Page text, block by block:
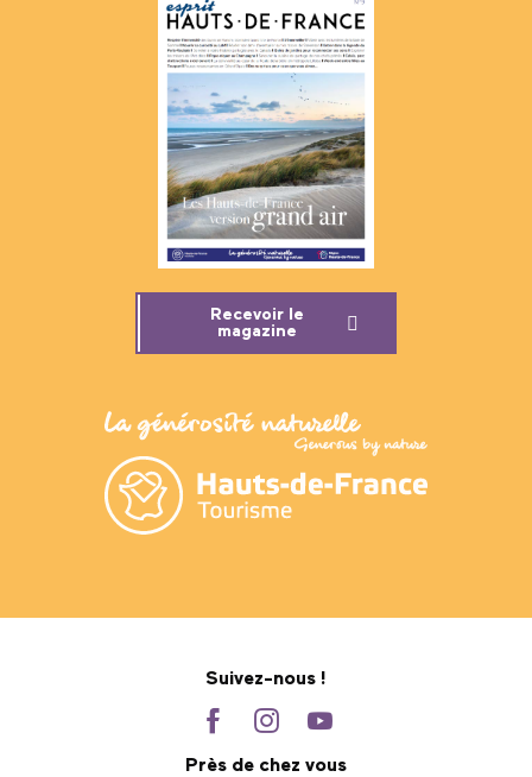
Recevoir le
magazine
Suivez-nous !
Près de chez vous